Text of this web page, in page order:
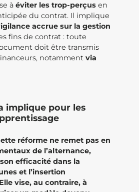
à éviter les trop-perçus en
du contrat. Il implique
accrue sur la gestion
fins de contrat : toute
doit être transmis
notamment via
implique pour les
réforme ne remet pas en
de l’alternance,
efficacité dans la
et l’insertion
vise, au contraire, à